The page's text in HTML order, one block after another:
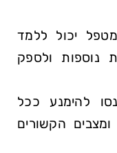
יכול ללמד
נוספות ולספק
להימנע ככל
הקשורים